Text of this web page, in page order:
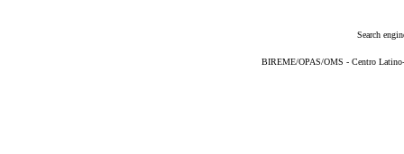
Search
BIREME/OPAS/OMS - Centro Latino-